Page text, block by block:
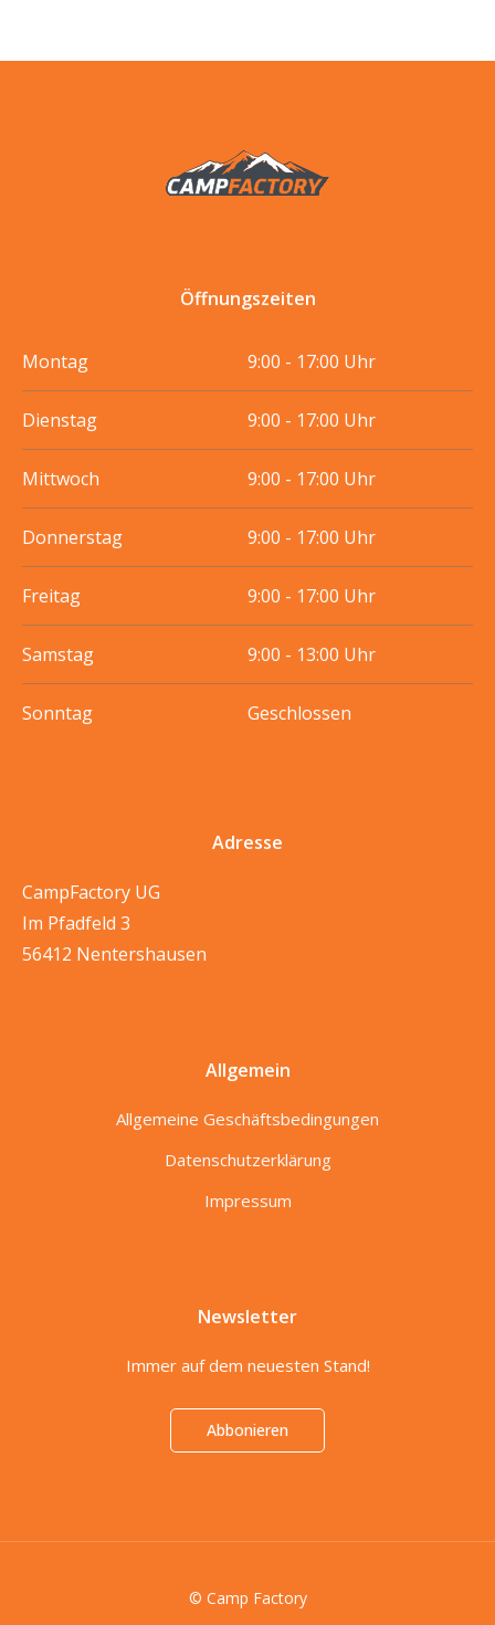
Öffnungszeiten
Montag 9:00 - 17:00 Uhr
Dienstag 9:00 - 17:00 Uhr
Mittwoch 9:00 - 17:00 Uhr
Donnerstag 9:00 - 17:00 Uhr
Freitag 9:00 - 17:00 Uhr
Samstag 9:00 - 13:00 Uhr
Sonntag Geschlossen
Adresse
CampFactory UG
Im Pfadfeld 3
56412 Nentershausen
Allgemein
Allgemeine Geschäftsbedingungen
Datenschutzerklärung
Impressum
Newsletter
Immer auf dem neuesten Stand!
Abbonieren
© Camp Factory